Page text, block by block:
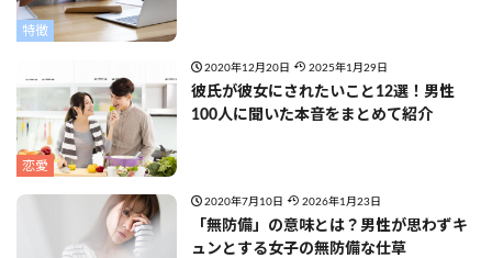
特徴
恋愛
2020年12月20日 2025年1月29日
彼氏が彼女にされたいこと12選！男性
100人に聞いた本音をまとめて紹介
2020年7月10日 2026年1月23日
「無防備」の意味とは？男性が思わずキ
ュンとする女子の無防備な仕草